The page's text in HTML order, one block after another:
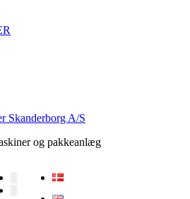
Skanderborg A/S
og pakkeanlæg